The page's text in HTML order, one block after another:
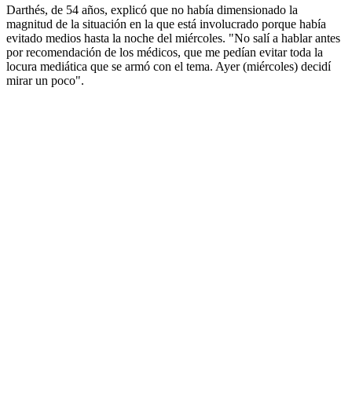
Darthés, de 54 años, explicó que no había dimensionado la
magnitud de la situación en la que está involucrado porque había
evitado medios hasta la noche del miércoles. "No salí a hablar antes
por recomendación de los médicos, que me pedían evitar toda la
locura mediática que se armó con el tema. Ayer (miércoles) decidí
mirar un poco".